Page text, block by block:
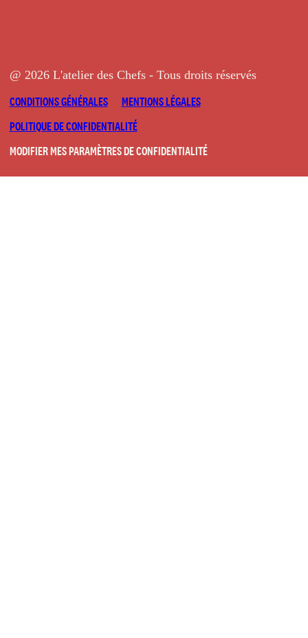
@ 2026 L'atelier des Chefs - Tous droits réservés
CONDITIONS GÉNÉRALES
MENTIONS LÉGALES
POLITIQUE DE CONFIDENTIALITÉ
MODIFIER MES PARAMÈTRES DE CONFIDENTIALITÉ